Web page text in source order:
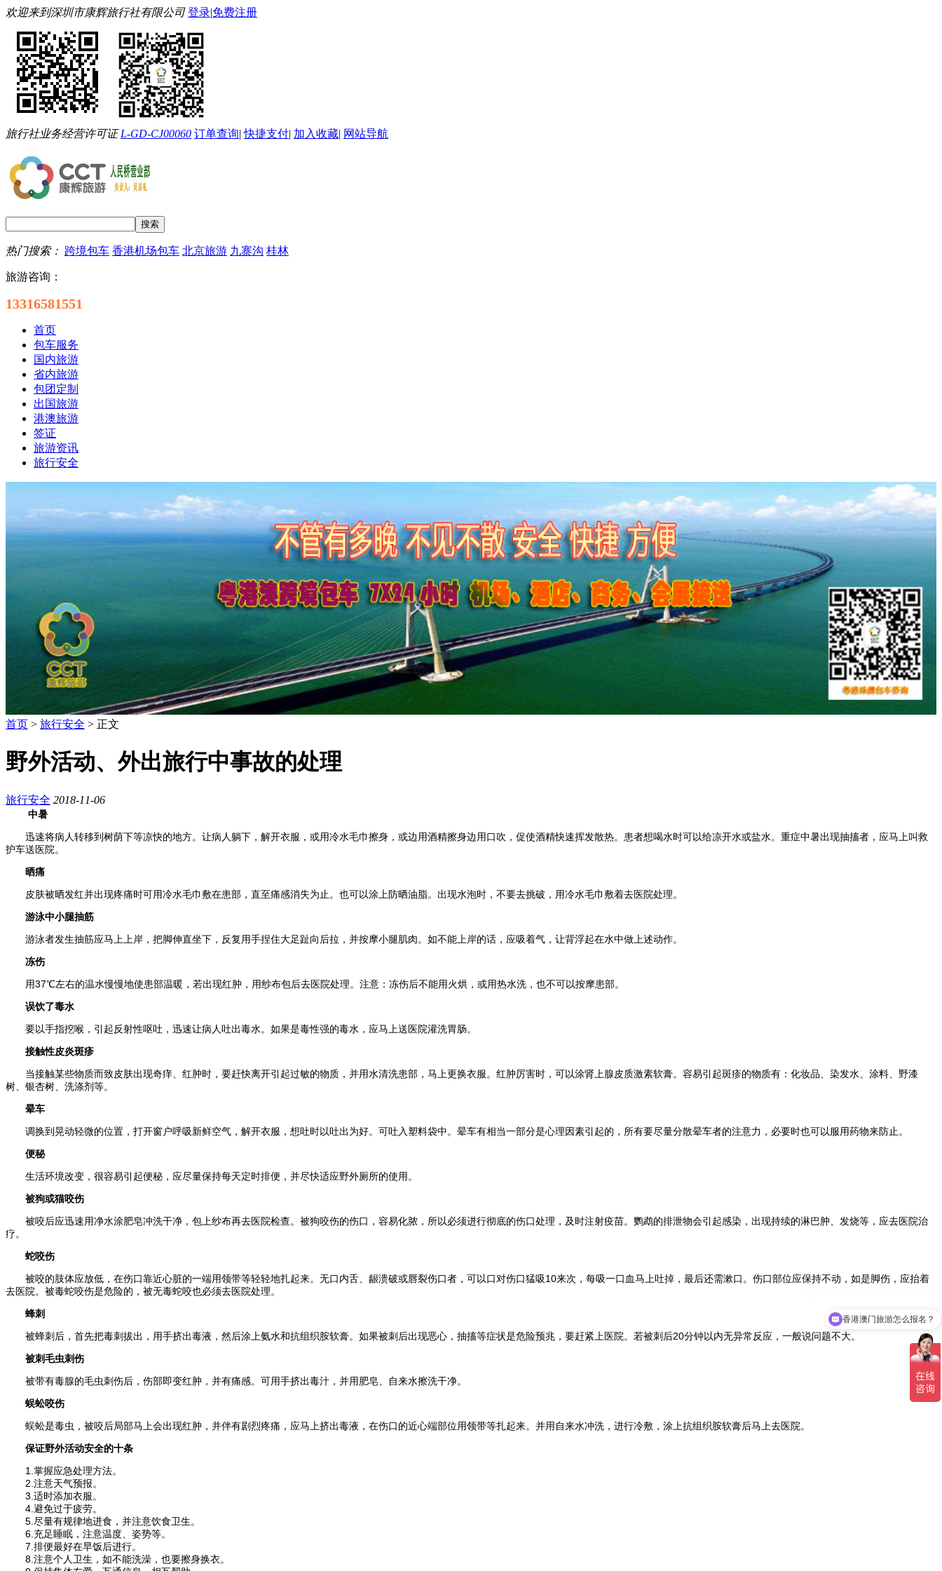
欢迎来到深圳市康辉旅行社有限公司登录|免费注册
旅行社业务经营许可证L-GD-CJ00060 订单查询|快捷支付| 加入收藏| 网站导航
热门搜索： 跨境包车 香港机场包车 北京旅游 九寨沟 桂林
旅游咨询：
13316581551
首页
包车服务
国内旅游
省内旅游
包团定制
出国旅游
港澳旅游
签证
旅游资讯
旅行安全
首页 > 旅行安全 > 正文
野外活动、外出旅行中事故的处理
旅行安全 2018-11-06
中暑
迅速将病人转移到树荫下等凉快的地方。让病人躺下，解开衣服，或用冷水毛巾擦身，或边用酒精擦身边用口吹，促使酒精快速挥发散热。患者想喝水时可以给凉开水或盐水。重症中暑出现抽搐者，应马上叫救
护车送医院。
晒痛
皮肤被晒发红并出现疼痛时可用冷水毛巾敷在患部，直至痛感消失为止。也可以涂上防晒油脂。出现水泡时，不要去挑破，用冷水毛巾敷着去医院处理。
游泳中小腿抽筋
游泳者发生抽筋应马上上岸，把脚伸直坐下，反复用手捏住大足趾向后拉，并按摩小腿肌肉。如不能上岸的话，应吸着气，让背浮起在水中做上述动作。
冻伤
用37℃左右的温水慢慢地使患部温暖，若出现红肿，用纱布包后去医院处理。注意：冻伤后不能用火烘，或用热水洗，也不可以按摩患部。
误饮了毒水
要以手指挖喉，引起反射性呕吐，迅速让病人吐出毒水。如果是毒性强的毒水，应马上送医院灌洗胃肠。
接触性皮炎斑疹
当接触某些物质而致皮肤出现奇痒、红肿时，要赶快离开引起过敏的物质，并用水清洗患部，马上更换衣服。红肿厉害时，可以涂肾上腺皮质激素软膏。容易引起斑疹的物质有：化妆品、染发水、涂料、野漆
树、银杏树、洗涤剂等。
晕车
调换到晃动轻微的位置，打开窗户呼吸新鲜空气，解开衣服，想吐时以吐出为好。可吐入塑料袋中。晕车有相当一部分是心理因素引起的，所有要尽量分散晕车者的注意力，必要时也可以服用药物来防止。
便秘
生活环境改变，很容易引起便秘，应尽量保持每天定时排便，并尽快适应野外厕所的使用。
被狗或猫咬伤
被咬后应迅速用净水涂肥皂冲洗干净，包上纱布再去医院检查。被狗咬伤的伤口，容易化脓，所以必须进行彻底的伤口处理，及时注射疫苗。鹦鹉的排泄物会引起感染，出现持续的淋巴肿、发烧等，应去医院治
疗。
蛇咬伤
被咬的肢体应放低，在伤口靠近心脏的一端用领带等轻轻地扎起来。无口内舌、龈溃破或唇裂伤口者，可以口对伤口猛吸10来次，每吸一口血马上吐掉，最后还需漱口。伤口部位应保持不动，如是脚伤，应抬着
去医院。被毒蛇咬伤是危险的，被无毒蛇咬也必须去医院处理。
蜂刺
被蜂刺后，首先把毒刺拔出，用手挤出毒液，然后涂上氨水和抗组织胺软膏。如果被刺后出现恶心，抽搐等症状是危险预兆，要赶紧上医院。若被刺后20分钟以内无异常反应，一般说问题不大。
被刺毛虫刺伤
被带有毒腺的毛虫刺伤后，伤部即变红肿，并有痛感。可用手挤出毒汁，并用肥皂、自来水擦洗干净。
蜈蚣咬伤
蜈蚣是毒虫，被咬后局部马上会出现红肿，并伴有剧烈疼痛，应马上挤出毒液，在伤口的近心端部位用领带等扎起来。并用自来水冲洗，进行冷敷，涂上抗组织胺软膏后马上去医院。
保证野外活动安全的十条
1.掌握应急处理方法。
2.注意天气预报。
3.适时添加衣服。
4.避免过于疲劳。
5.尽量有规律地进食，并注意饮食卫生。
6.充足睡眠，注意温度、姿势等。
7.排便最好在早饭后进行。
8.注意个人卫生，如不能洗澡，也要擦身换衣。
香港澳门旅游怎么报名？